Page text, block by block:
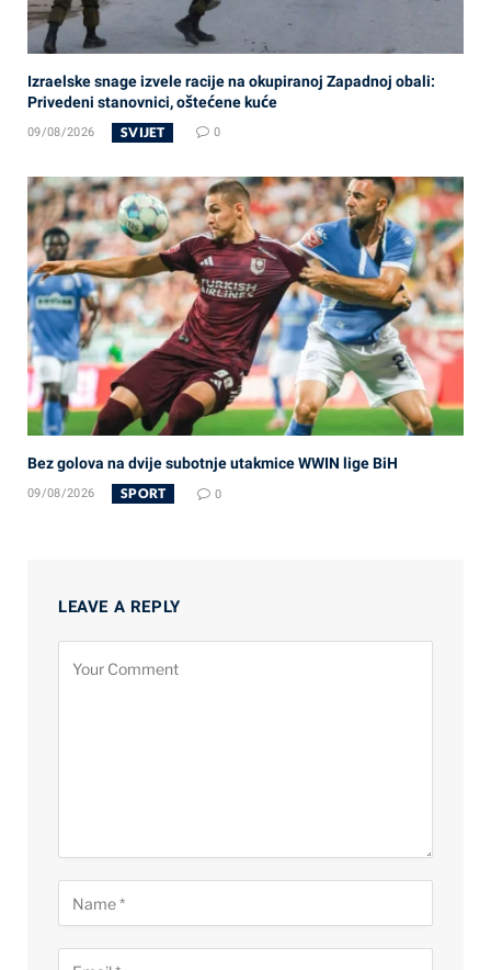
Izraelske snage izvele racije na okupiranoj Zapadnoj obali:
Privedeni stanovnici, oštećene kuće
09/08/2026 SVIJET 0
Bez golova na dvije subotnje utakmice WWIN lige BiH
09/08/2026 SPORT 0
LEAVE A REPLY